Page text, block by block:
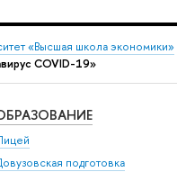
«Высшая школа экономики»
COVID-19»
подготовка